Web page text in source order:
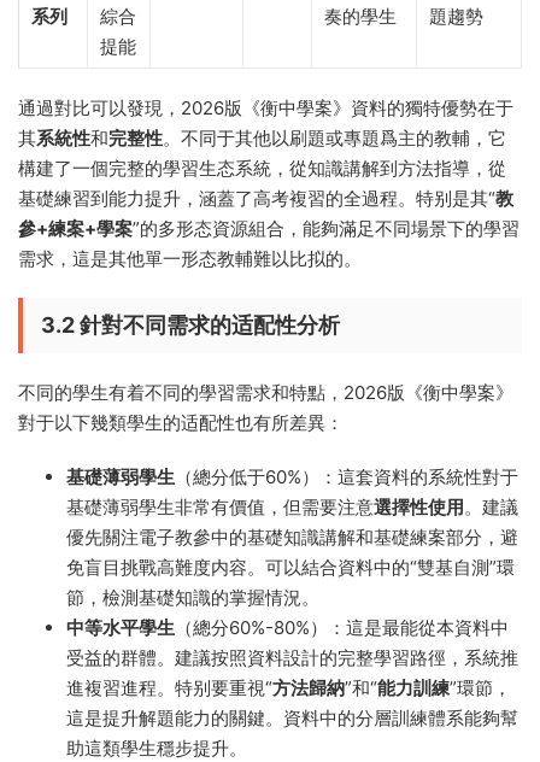
系列
綜合
提能
奏的學生
題趨勢
通過對比可以發現，2026版《衡中學案》資料的獨特優勢在于
其系統性和完整性。不同于其他以刷題或專題爲主的教輔，它
構建了一個完整的學習生态系統，從知識講解到方法指導，從
基礎練習到能力提升，涵蓋了高考複習的全過程。特别是其“教
參+練案+學案”的多形态資源組合，能夠滿足不同場景下的學習
需求，這是其他單一形态教輔難以比拟的。
3.2 針對不同需求的适配性分析
不同的學生有着不同的學習需求和特點，2026版《衡中學案》
對于以下幾類學生的适配性也有所差異：
基礎薄弱學生 （總分低于60%）：這套資料的系統性對于
基礎薄弱學生非常有價值，但需要注意選擇性使用。建議
優先關注電子教參中的基礎知識講解和基礎練案部分，避
免盲目挑戰高難度内容。可以結合資料中的“雙基自測”環
節，檢測基礎知識的掌握情況。
中等水平學生 （總分60%-80%）：這是最能從本資料中
受益的群體。建議按照資料設計的完整學習路徑，系統推
進複習進程。特别要重視“方法歸納”和“能力訓練”環節，
這是提升解題能力的關鍵。資料中的分層訓練體系能夠幫
助這類學生穩步提升。